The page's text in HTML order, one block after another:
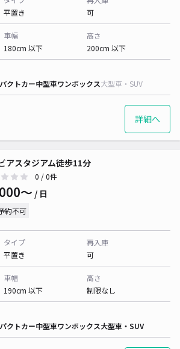
平置き
可
車幅
180cm 以下
高さ
200cm 以下
クトカー中型車ワンボックス大型車・SUV
詳細へ
アスタジアム徒歩11分
0 / 0件
〜 / 日
約不可
タイプ
平置き
再入庫
可
車幅
190cm 以下
高さ
制限なし
クトカー中型車ワンボックス大型車・SUV